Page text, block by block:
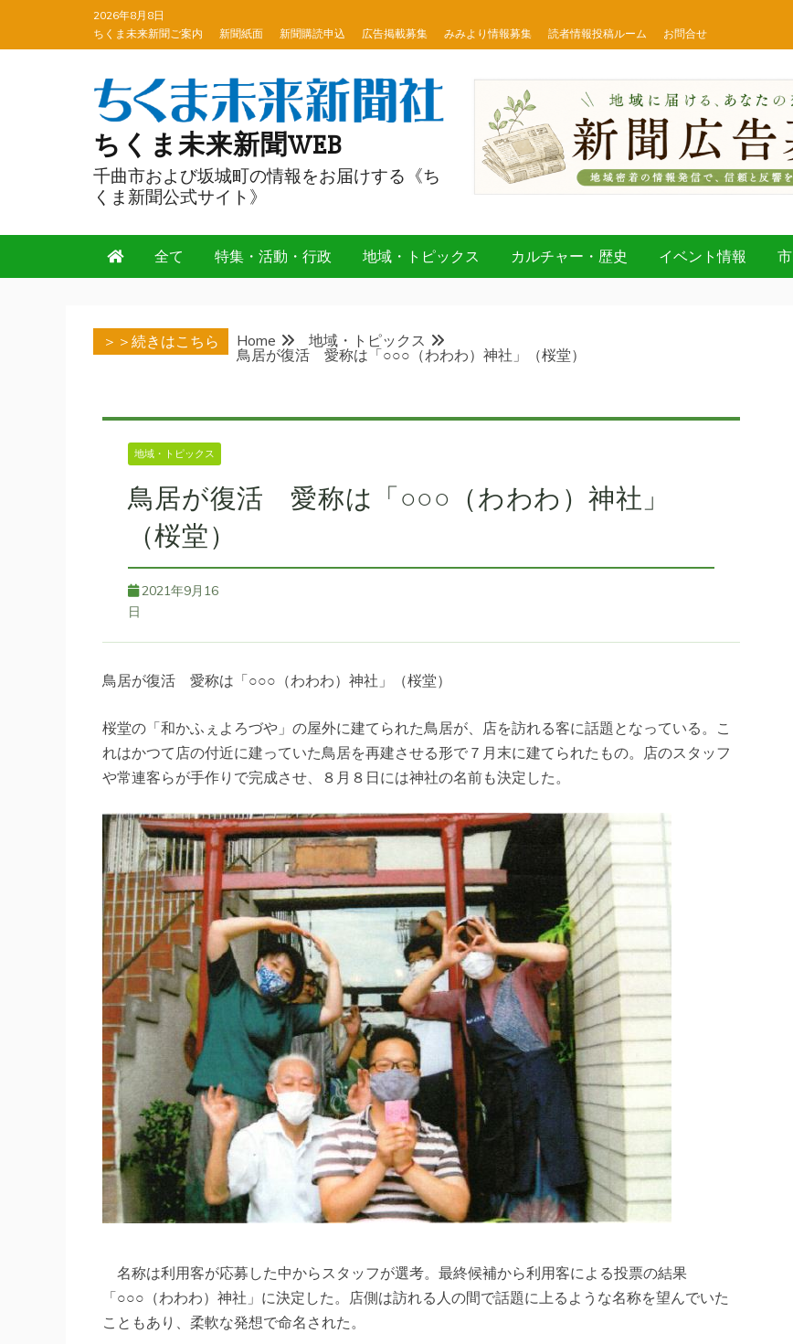
2026年8月8日
ちくま未来新聞ご案内
新聞紙面 新聞購読申込 広告掲載募集 みみより情報募集 読者情報投稿ルーム お問合せ
ちくま未来新聞WEB
千曲市および坂城町の情報をお届けする《ち
くま新聞公式サイト》
全て 特集・活動・行政 地域・トピックス カルチャー・歴史 イベント情報
＞＞続きはこちら Home
地域・トピックス
鳥居が復活 愛称は「○○○（わわわ）神社」（桜堂）
地域・トピックス
鳥居が復活 愛称は「○○○（わわわ）神社」
（桜堂）
2021年9月16
日
鳥居が復活 愛称は「○○○（わわわ）神社」（桜堂）
桜堂の「和かふぇよろづや」の屋外に建てられた鳥居が、店を訪れる客に話題となっている。こ
れはかつて店の付近に建っていた鳥居を再建させる形で７月末に建てられたもの。店のスタッフ
や常連客らが手作りで完成させ、８月８日には神社の名前も決定した。
名称は利用客が応募した中からスタッフが選考。最終候補から利用客による投票の結果
「○○○（わわわ）神社」に決定した。店側は訪れる人の間で話題に上るような名称を望んでいた
こともあり、柔軟な発想で命名された。